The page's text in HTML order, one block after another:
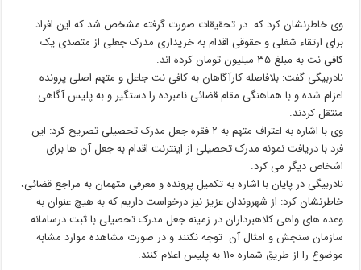
وی خاطرنشان کرد که در تحقیقات صورت گرفته مشخص شد که این افراد
برای ارتقاء شغلی و حقوقی اقدام به خریداری مدرک جعلی از متصدی یک
کافی نت به مبلغ ۳۵ میلیون تومان کرده اند.
نادربیگی گفت: بلافاصله کارآگاهان به کافی نت جاعل و متهم اصلی پرونده
اعزام شده و با هماهنگی مقام قضائی نامبرده را دستگیر و به پلیس آگاهی
منتقل کردند.
وی با اشاره به اعتراف متهم به ۲ فقره جعل مدرک تحصیلی تصریح کرد: این
فرد با دریافت نمونه مدرک تحصیلی از اینترنت اقدام به جعل آن ها برای
اشخاص دیگر می کرد.
نادربیگی در پایان با اشاره به تکمیل پرونده و معرفی متهمان به مراجع قضائی،
خاطرنشان کرد: از شهروندان عزیز نیز درخواست داریم که به هیچ عنوان به
وعده های واهی کلاهبرداران در زمینه جعل مدرک تحصیلی با ثبت درسامانه
سازمان سنجش و امثال آن توجه نکنند و در صورت مشاهده موارد مشابه
موضوع را از طریق شماره ۱۱۰ به پلیس اعلام کنند.